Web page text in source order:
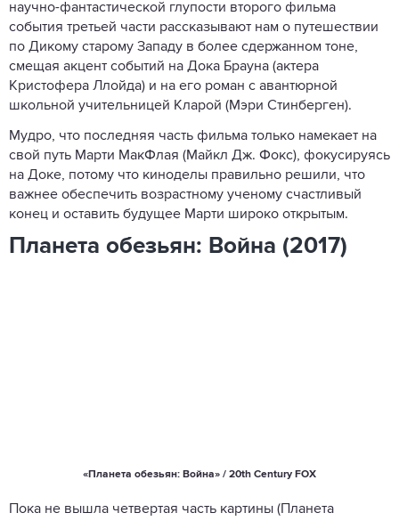
научно-фантастической глупости второго фильма
события третьей части рассказывают нам о путешествии
по Дикому старому Западу в более сдержанном тоне,
смещая акцент событий на Дока Брауна (актера
Кристофера Ллойда) и на его роман с авантюрной
школьной учительницей Кларой (Мэри Стинберген).
Мудро, что последняя часть фильма только намекает на
свой путь Марти МакФлая (Майкл Дж. Фокс), фокусируясь
на Доке, потому что киноделы правильно решили, что
важнее обеспечить возрастному ученому счастливый
конец и оставить будущее Марти широко открытым.
Планета обезьян: Война (2017)
«Планета обезьян: Война» / 20th Century FOX
Пока не вышла четвертая часть картины (Планета